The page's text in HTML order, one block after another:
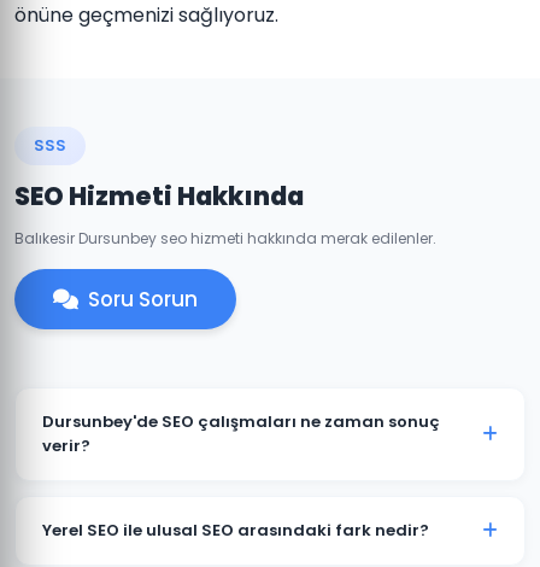
önüne geçmenizi sağlıyoruz.
SSS
SEO Hizmeti Hakkında
Balıkesir Dursunbey seo hizmeti hakkında merak edilenler.
Soru Sorun
Dursunbey'de SEO çalışmaları ne zaman sonuç
verir?
projelerimizde genellikle 3-6 ay içinde belirgin
Yerel SEO ile ulusal SEO arasındaki fark nedir?